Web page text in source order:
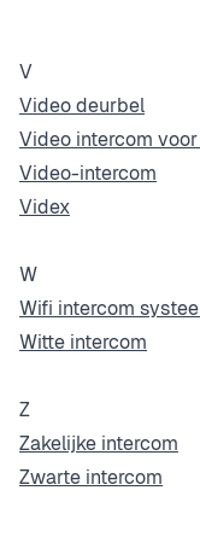
V
Video deurbel
Video intercom
Video-intercom
Videx
W
Wifi intercom
Witte intercom
Z
Zakelijke intercom
Zwarte intercom